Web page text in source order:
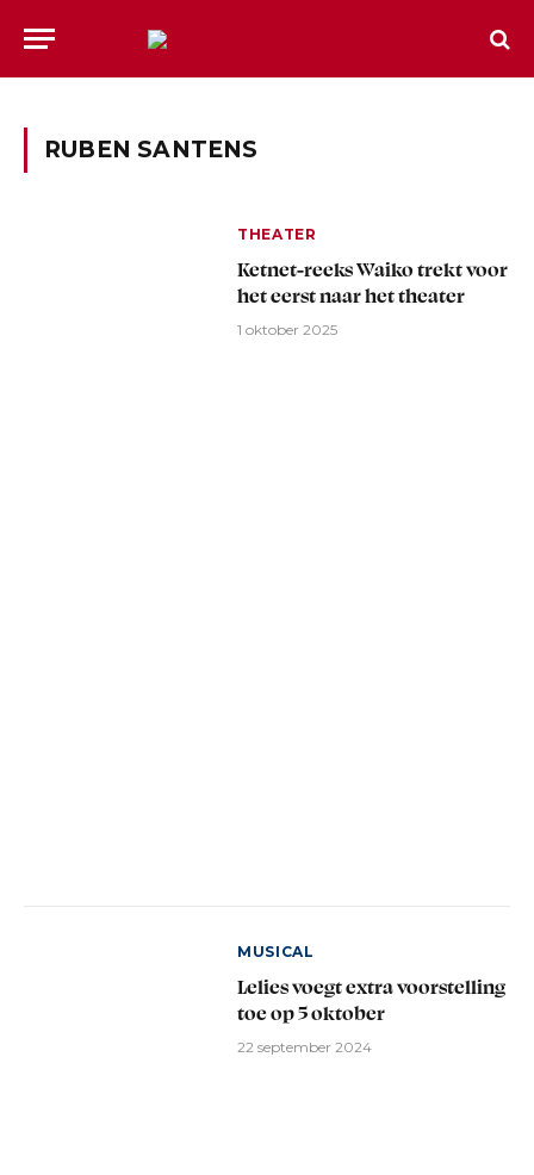
RUBEN SANTENS
THEATER
Ketnet-reeks Waiko trekt voor
het eerst naar het theater
1 oktober 2025
MUSICAL
Lelies voegt extra voorstelling
toe op 5 oktober
22 september 2024